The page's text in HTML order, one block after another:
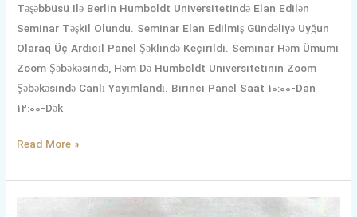
Təşəbbüsü Ilə Berlin Humboldt Universitetində Elan Edilən
Seminar Təşkil Olundu. Seminar Elan Edilmiş Gündəliyə Uyğun
Olaraq Üç Ardıcıl Panel Şəklində Keçirildi. Seminar Həm Ümumi
Zoom Şəbəkəsində, Həm Də Humboldt Universitetinin Zoom
Şəbəkəsində Canlı Yayımlandı. Birinci Panel Saat 10:00-Dan
12:00-Dək
Read More »